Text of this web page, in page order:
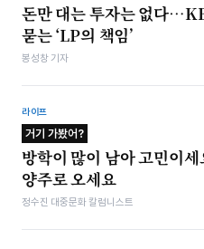
돈만 대는 투자는 없다
묻는 ‘LP의 책임’
봉성창 기자
라이프
거기 가봤어?
방학이 많이 남아 고민이
양주로 오세요
정수진 대중문화 칼럼니스트